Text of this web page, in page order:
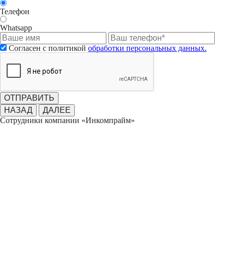
Телефон
Whatsapp
Согласен с политикой обработки персональных данных.
ОТПРАВИТЬ
НАЗАД
ДАЛЕЕ
Сотрудники компании «Инкомпрайм»